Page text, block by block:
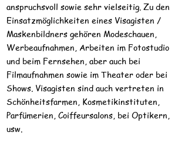
anspruchsvoll sowie sehr vielseitig. Zu den
Einsatzmöglichkeiten eines Visagisten /
Maskenbildners gehören Modeschauen,
Werbeaufnahmen, Arbeiten im Fotostudio
und beim Fernsehen, aber auch bei
Filmaufnahmen sowie im Theater oder bei
Shows. Visagisten sind auch vertreten in
Schönheitsfarmen, Kosmetikinstituten,
Parfümerien, Coiffeursalons, bei Optikern,
usw.